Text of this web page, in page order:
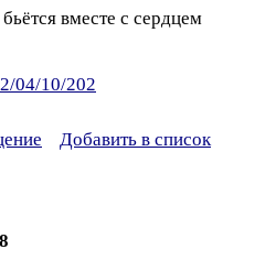
вместе с сердцем
04/10/202
Добавить в список